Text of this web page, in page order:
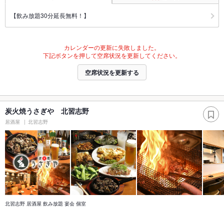
【飲み放題30分延長無料！】
カレンダーの更新に失敗しました。
下記ボタンを押して空席状況を更新してください。
空席状況を更新する
炭火焼うさぎや 北習志野
居酒屋 北習志野
北習志野 居酒屋 飲み放題 宴会 個室